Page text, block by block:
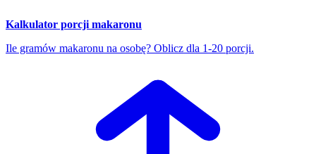
Kalkulator porcji makaronu
Ile gramów makaronu na osobę? Oblicz dla 1-20 porcji.